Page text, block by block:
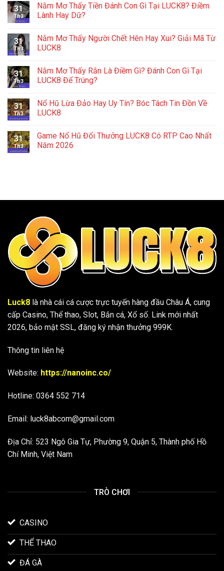
31
Th3
Nằm Mơ Thấy Tiền Đánh Con Gì Tại LUCK8? Điềm
Lành Hay Dữ?
31
Th3
Nằm Mơ Thấy Người Chết Hên Hay Xui? Giải Mã Từ
LUCK8
31
Th3
Nằm Mơ Thấy Rắn Là Điềm Gì? Đánh Con Gì Tại
LUCK8 Để Trúng?
31
Th3
Nổ Hũ Lừa Đảo Hay Uy Tín? Bóc Tách Tin Đồn Về
LUCK8
31
Th3
Game Nổ Hũ Đổi Thưởng LUCK8 Có RTP Cao Nhất
Năm 2026
Luck8 là nhà cái cá cược trực tuyến hàng đầu Châu Á, cung
cấp Casino, Thể thao, Slot, Bắn cá, Xổ số. Link mới nhất
2026, bảo mật SSL, đăng ký nhận thưởng 999K.
Thông tin liên hệ
Website: https://nanoinc.co/
Hotline: 0364 552 714
Email: luck8abcom@gmail.com
Địa Chỉ: 523 Ngô Gia Tự, Phường 9, Quận 5, Thành phố Hồ
Chí Minh, Việt Nam
TRÒ CHƠI
CASINO
THỂ THAO
ĐÁ GÀ